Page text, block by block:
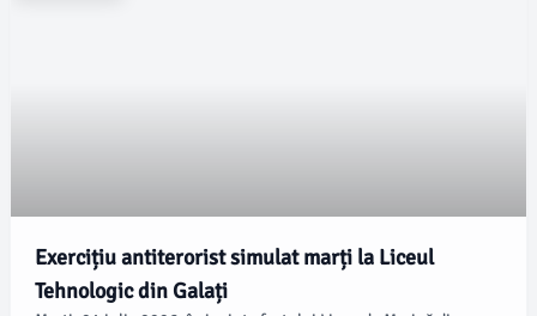
Exercițiu antiterorist simulat marți la Liceul
Tehnologic din Galați